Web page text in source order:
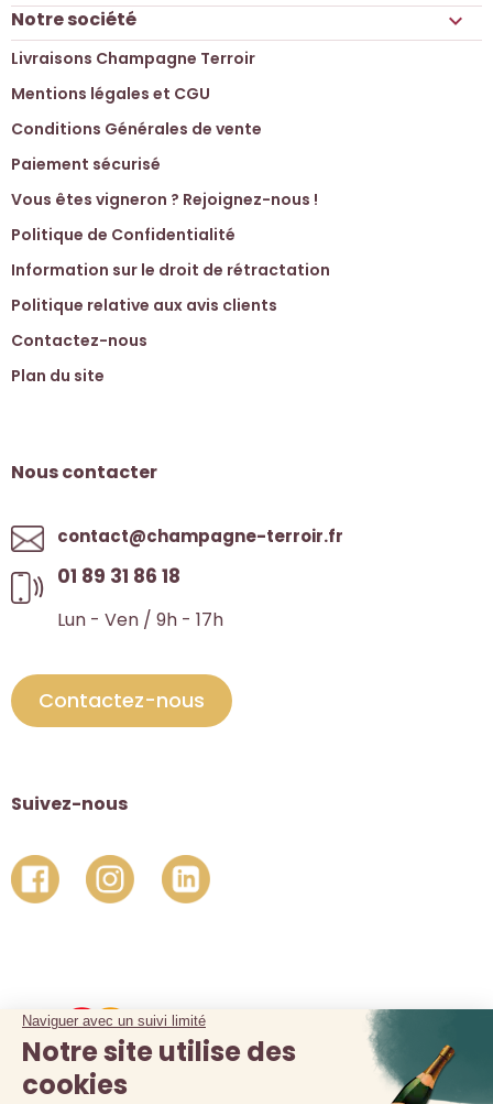
Notre société 
Livraisons Champagne Terroir
Mentions légales et CGU
Conditions Générales de vente
Paiement sécurisé
Vous êtes vigneron ? Rejoignez-nous !
Politique de Confidentialité
Information sur le droit de rétractation
Politique relative aux avis clients
Contactez-nous
Plan du site
Nous contacter
contact@champagne-terroir.fr
01 89 31 86 18
Lun - Ven / 9h - 17h
Contactez-nous
Suivez-nous